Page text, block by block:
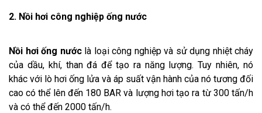
2. Nồi hơi công nghiệp ống nước
Nồi hơi ống nướclà loại công nghiệp và sử dụng nhiệt cháy
của dầu, khí, than đá để tạo ra năng lượng. Tuy nhiên, nó
khác với lò hơi ống lửa và áp suất vận hành của nó tương đối
cao có thể lên đến 180 BAR và lượng hơi tạo ra từ 300 tấn/h
và có thể đến 2000 tấn/h.